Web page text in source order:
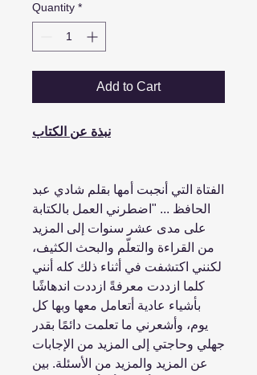
Quantity *
Add to Cart
نبذة عن الكتاب
الفتاة التي أنجبت أمها بقلم شادي عبد
الحافظ ... "اضطرني العمل بالكتابة
على مدى عشر سنوات إلى المزيد
من القراءة والتعلّم والبحث الكثيف،
لكنني اكتشفت في أثناء ذلك كله أنني
كلما ازددت معرفةً ازددت اندهاشًا
بأشياء عادية أتعامل معها وبها كل
يوم، وأشعرني ما تعلمت دائمًا بقدر
جهلي وحاجتي إلى المزيد من الإجابات
عن المزيد والمزيد من الأسئلة. بين